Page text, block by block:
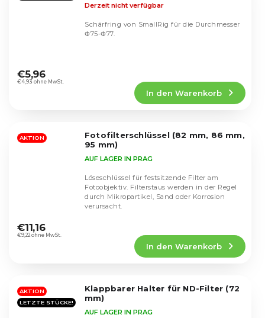
durchschnittliche
Produktbewertung
Sternen.
Derzeit nicht verfügbar
€4,93 ohne MwSt.
€5,96
In den Warenkorb
Schärfring von SmallRig für die Durchmesser
Φ75-Φ77.
AKTION
Fotofilterschlüssel (82 mm, 86 mm,
95 mm)
durchschnittliche
Produktbewertung
Sternen.
AUF LAGER IN PRAG
€9,22 ohne MwSt.
€11,16
In den Warenkorb
Löseschlüssel für festsitzende Filter am
Fotoobjektiv. Filterstaus werden in der Regel
durch Mikropartikel, Sand oder Korrosion
verursacht.
AKTION
LETZTE STÜCKE!
Klappbarer Halter für ND-Filter (72
mm)
AUF LAGER IN PRAG